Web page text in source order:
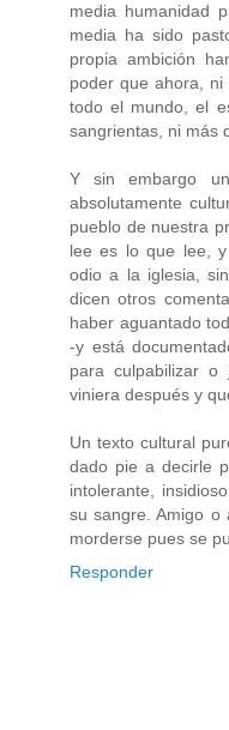
media humanidad
media ha sido
propia ambición
poder que ahora,
todo el mundo, el
sangrientas, ni más
Y sin embargo
absolutamente
pueblo de nuestra
lee es lo que lee,
odio a la iglesia,
dicen otros
haber aguantado
-y está
para culpabilizar o
viniera después y
Un texto cultural
dado pie a decirle
intolerante,
su sangre. Amigo o
morderse pues se
Responder